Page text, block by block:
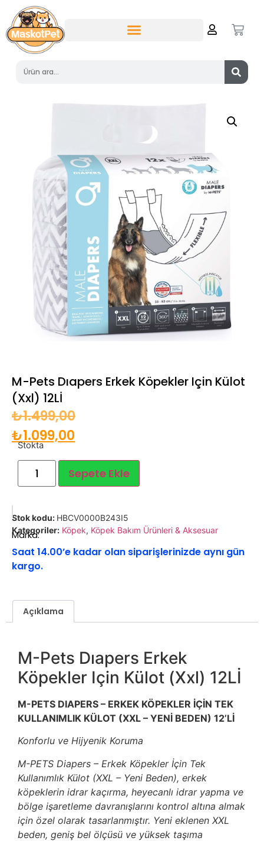
M-Pets Dıapers Erkek Köpekler Için Külot
(Xxl) 12Lİ
₺1.499,00
₺1.099,00
Stokta
Sepete Ekle
Stok kodu: HBCV0000B243I5
Kategoriler: Köpek, Köpek Bakım Ürünleri & Aksesuar
Marka:
Saat 14.00’e kadar olan siparişlerinizde aynı gün
kargo.
Açıklama
M-Pets Dıapers Erkek
Köpekler Için Külot (Xxl) 12Lİ
M-PETS DIAPERS – ERKEK KÖPEKLER İÇİN TEK
KULLANIMLIK KÜLOT (XXL – YENİ BEDEN) 12’Lİ
Konforlu ve Hijyenik Koruma
M-PETS Diapers – Erkek Köpekler İçin Tek
Kullanımlık Külot (XXL – Yeni Beden), erkek
köpeklerin idrar kaçırma, heyecanlı idrar yapma ve
bölge işaretleme davranışlarını kontrol altına almak
için özel olarak tasarlanmıştır. Yeni eklenen XXL
beden, geniş bel ölçüsü ve yüksek taşıma